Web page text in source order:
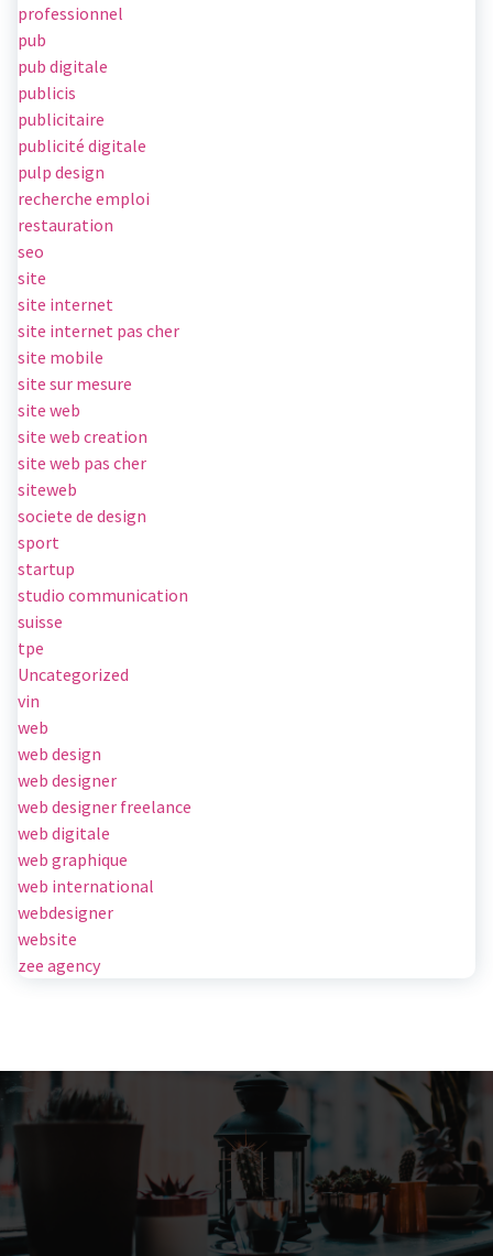
professionnel
pub
pub digitale
publicis
publicitaire
publicité digitale
pulp design
recherche emploi
restauration
seo
site
site internet
site internet pas cher
site mobile
site sur mesure
site web
site web creation
site web pas cher
siteweb
societe de design
sport
startup
studio communication
suisse
tpe
Uncategorized
vin
web
web design
web designer
web designer freelance
web digitale
web graphique
web international
webdesigner
website
zee agency